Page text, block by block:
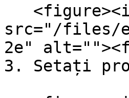
src="/files/
2e"
3. Setați